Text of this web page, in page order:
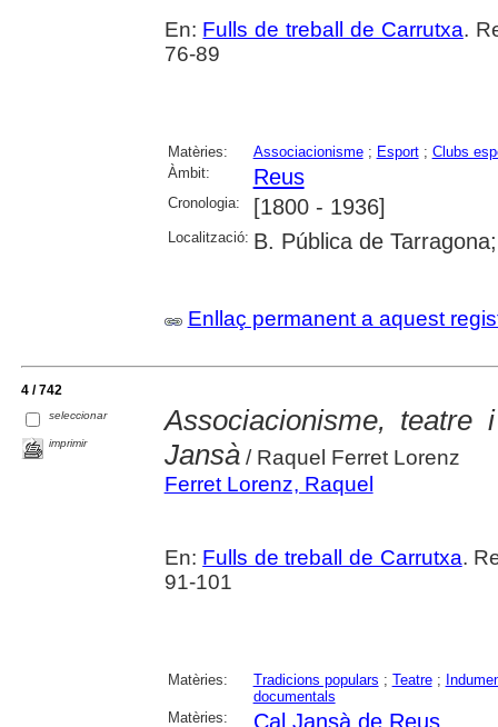
En: Fulls de treball de Carrutxa.
76-89
Matèries: Associacionisme; Esport; Clubs
Àmbit:
Reus
Cronologia: [1800 - 1936]
Localització: B. Pública de
Enllaç permanent a aquest
4 / 742
seleccionar
imprimir
Associacionisme,
Jansà/ Raquel Ferret Lorenz
Ferret Lorenz, Raquel
En: Fulls de treball de Carrutxa.
91-101
Matèries: Tradicions populars ; Teatre;
documentals
Matèries:
Cal Jansà de Reus